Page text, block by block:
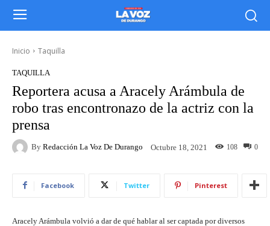
Inicio Taquilla
TAQUILLA
Reportera acusa a Aracely Arámbula de
robo tras encontronazo de la actriz con la
prensa
By Redacción La Voz De Durango Octubre 18, 2021 0
108
Facebook Twitter Pinterest
Aracely Arámbula volvió a dar de qué hablar al ser captada por diversos